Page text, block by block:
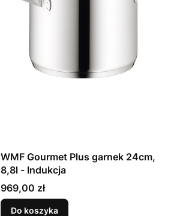
WMF Gourmet Plus garnek 24cm,
8,8l - Indukcja
Cena
969,00 zł
Do koszyka